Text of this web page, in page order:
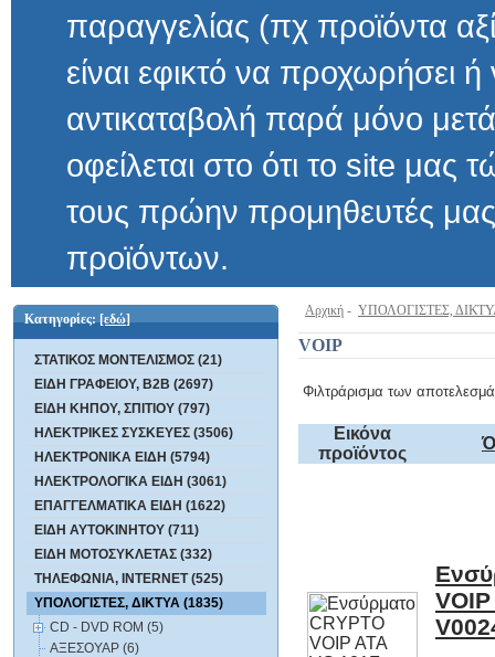
προϊόντων.
Κατηγορίες:[εδώ]
ΣΤΑΤΙΚΟΣ ΜΟΝΤΕΛΙΣΜΟΣ (21)
ΕΙΔΗ ΓΡΑΦΕΙΟΥ, B2B (2697)
ΕΙΔΗ ΚΗΠΟΥ, ΣΠΙΤΙΟΥ (797)
ΗΛΕΚΤΡΙΚΕΣ ΣΥΣΚΕΥΕΣ (3506)
ΗΛΕΚΤΡΟΝΙΚΑ ΕΙΔΗ (5794)
ΗΛΕΚΤΡΟΛΟΓΙΚΑ ΕΙΔΗ (3061)
ΕΠΑΓΓΕΛΜΑΤΙΚΑ ΕΙΔΗ (1622)
ΕΙΔΗ ΑΥΤΟΚΙΝΗΤΟΥ (711)
ΕΙΔΗ ΜΟΤΟΣΥΚΛΕΤΑΣ (332)
ΤΗΛΕΦΩΝΙΑ, INTERNET (525)
ΥΠΟΛΟΓΙΣΤΕΣ, ΔΙΚΤΥΑ (1835)
CD - DVD ROM (5)
ΑΞΕΣΟΥΑΡ (6)
Αρχική - ΥΠΟΛΟΓΙΣΤΕΣ,
VOIP
Φιλτράρισμα των
Εικόνα
προϊόντος